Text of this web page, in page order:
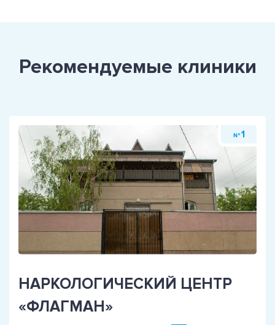
Рекомендуемые клиники
№ 1
НАРКОЛОГИЧЕСКИЙ ЦЕНТР
«ФЛАГМАН»